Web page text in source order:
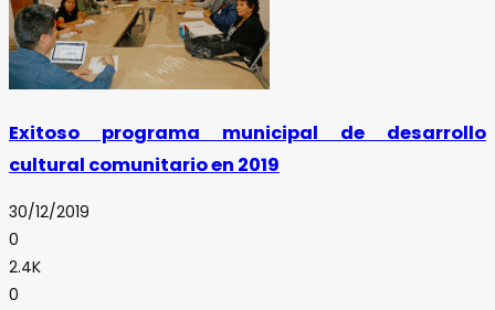
Exitoso programa municipal de desarrollo
cultural comunitario en 2019
30/12/2019
0
2.4K
0